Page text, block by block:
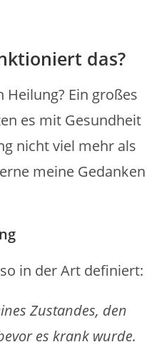
das?
Ein großes
es mit Gesundheit
nicht viel mehr als
meine Gedanken
in der Art definiert:
Zustandes, den
es krank wurde.